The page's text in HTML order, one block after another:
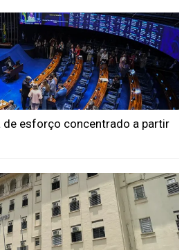
de esforço concentrado a partir